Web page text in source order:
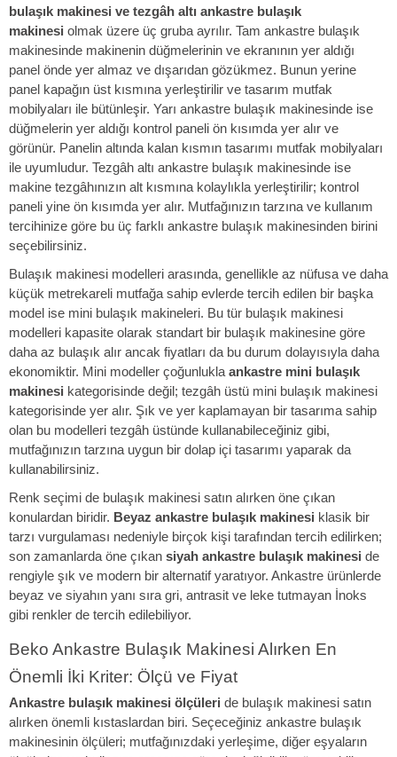
bulaşık makinesi ve tezgâh altı ankastre bulaşık
makinesi olmak üzere üç gruba ayrılır. Tam ankastre bulaşık
makinesinde makinenin düğmelerinin ve ekranının yer aldığı
panel önde yer almaz ve dışarıdan gözükmez. Bunun yerine
panel kapağın üst kısmına yerleştirilir ve tasarım mutfak
mobilyaları ile bütünleşir. Yarı ankastre bulaşık makinesinde ise
düğmelerin yer aldığı kontrol paneli ön kısımda yer alır ve
görünür. Panelin altında kalan kısmın tasarımı mutfak mobilyaları
ile uyumludur. Tezgâh altı ankastre bulaşık makinesinde ise
makine tezgâhınızın alt kısmına kolaylıkla yerleştirilir; kontrol
paneli yine ön kısımda yer alır. Mutfağınızın tarzına ve kullanım
tercihinize göre bu üç farklı ankastre bulaşık makinesinden birini
seçebilirsiniz.
Bulaşık makinesi modelleri arasında, genellikle az nüfusa ve daha
küçük metrekareli mutfağa sahip evlerde tercih edilen bir başka
model ise mini bulaşık makineleri. Bu tür bulaşık makinesi
modelleri kapasite olarak standart bir bulaşık makinesine göre
daha az bulaşık alır ancak fiyatları da bu durum dolayısıyla daha
ekonomiktir. Mini modeller çoğunlukla ankastre mini bulaşık
makinesi kategorisinde değil; tezgâh üstü mini bulaşık makinesi
kategorisinde yer alır. Şık ve yer kaplamayan bir tasarıma sahip
olan bu modelleri tezgâh üstünde kullanabileceğiniz gibi,
mutfağınızın tarzına uygun bir dolap içi tasarımı yaparak da
kullanabilirsiniz.
Renk seçimi de bulaşık makinesi satın alırken öne çıkan
konulardan biridir. Beyaz ankastre bulaşık makinesi klasik bir
tarzı vurgulaması nedeniyle birçok kişi tarafından tercih edilirken;
son zamanlarda öne çıkan siyah ankastre bulaşık makinesi de
rengiyle şık ve modern bir alternatif yaratıyor. Ankastre ürünlerde
beyaz ve siyahın yanı sıra gri, antrasit ve leke tutmayan İnoks
gibi renkler de tercih edilebiliyor.
Beko Ankastre Bulaşık Makinesi Alırken En
Önemli İki Kriter: Ölçü ve Fiyat
Ankastre bulaşık makinesi ölçüleri de bulaşık makinesi satın
alırken önemli kıstaslardan biri. Seçeceğiniz ankastre bulaşık
makinesinin ölçüleri; mutfağınızdaki yerleşime, diğer eşyaların